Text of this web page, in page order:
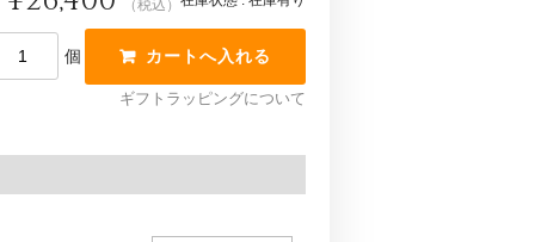
（税込）
個
ギフトラッピングについて